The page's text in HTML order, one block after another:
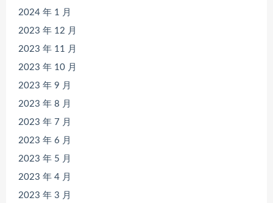
2024 年 1 月
2023 年 12 月
2023 年 11 月
2023 年 10 月
2023 年 9 月
2023 年 8 月
2023 年 7 月
2023 年 6 月
2023 年 5 月
2023 年 4 月
2023 年 3 月